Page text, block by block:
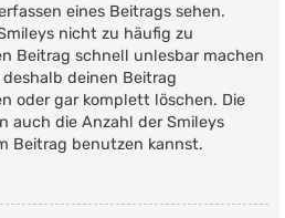
eines Beitrags sehen.
nicht zu häufig zu
Beitrag schnell unlesbar machen
deinen Beitrag
oder gar komplett löschen. Die
auch die Anzahl der Smileys
Beitrag benutzen kannst.